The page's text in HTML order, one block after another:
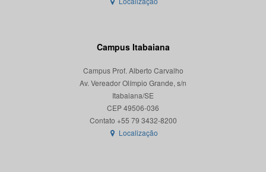
Campus Itabaiana
Campus Prof. Alberto Carvalho
Av. Vereador Olímpio Grande, s/n
Itabaiana/SE
CEP 49506-036
Localização